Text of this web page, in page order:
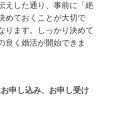
えした通り、事前に「絶
めておくことが大切で
ります。しっかり決めて
良く婚活が開始できま
申し込み、お申し受け